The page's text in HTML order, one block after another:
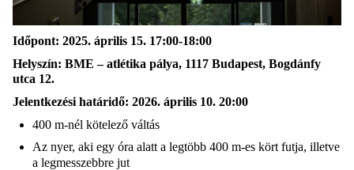
Időpont: 2025. április 15. 17:00-18:00
Helyszín: BME – atlétika pálya, 1117 Budapest, Bogdánfy
utca 12.
Jelentkezési határidő: 2026. április 10. 20:00
400 m-nél kötelező váltás
Az nyer, aki egy óra alatt a legtöbb 400 m-es kört futja, illetve
a legmesszebbre jut